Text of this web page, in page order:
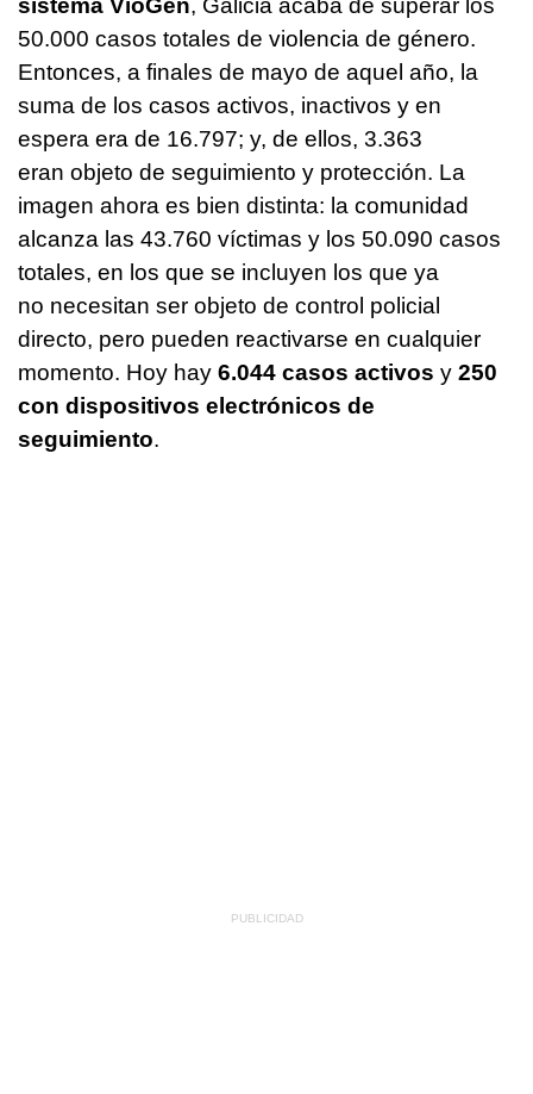
sistema VioGén, Galicia acaba de superar los
50.000 casos totales de violencia de género.
Entonces, a finales de mayo de aquel año, la
suma de los casos activos, inactivos y en
espera era de 16.797; y, de ellos, 3.363
eran objeto de seguimiento y protección. La
imagen ahora es bien distinta: la comunidad
alcanza las 43.760 víctimas y los 50.090 casos
totales, en los que se incluyen los que ya
no necesitan ser objeto de control policial
directo, pero pueden reactivarse en cualquier
momento. Hoy hay 6.044 casos activos y 250
con dispositivos electrónicos de
seguimiento.